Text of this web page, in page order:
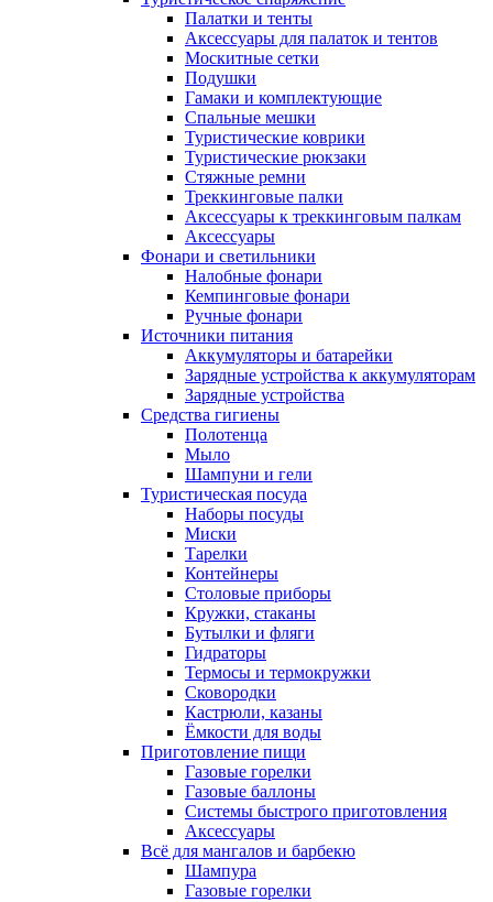
Палатки и тенты
Аксессуары для палаток и тентов
Москитные сетки
Подушки
Гамаки и комплектующие
Спальные мешки
Туристические коврики
Туристические рюкзаки
Стяжные ремни
Треккинговые палки
Аксессуары к треккинговым палкам
Аксессуары
Фонари и светильники
Налобные фонари
Кемпинговые фонари
Ручные фонари
Источники питания
Аккумуляторы и батарейки
Зарядные устройства к аккумуляторам
Зарядные устройства
Средства гигиены
Полотенца
Мыло
Шампуни и гели
Туристическая посуда
Наборы посуды
Миски
Тарелки
Контейнеры
Столовые приборы
Кружки, стаканы
Бутылки и фляги
Гидраторы
Термосы и термокружки
Сковородки
Кастрюли, казаны
Ёмкости для воды
Приготовление пищи
Газовые горелки
Газовые баллоны
Системы быстрого приготовления
Аксессуары
Всё для мангалов и барбекю
Шампура
Газовые горелки